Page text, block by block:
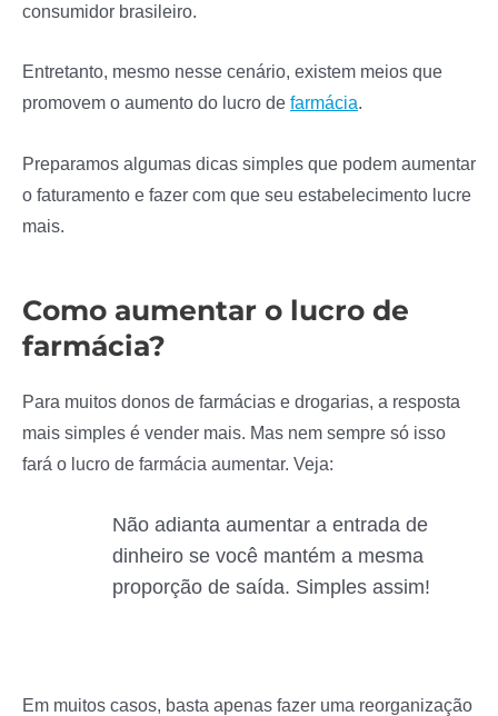
consumidor brasileiro.
Entretanto, mesmo nesse cenário, existem meios que
promovem o aumento do lucro de farmácia.
Preparamos algumas dicas simples que podem aumentar
o faturamento e fazer com que seu estabelecimento lucre
mais.
Como aumentar o lucro de
farmácia?
Para muitos donos de farmácias e drogarias, a resposta
mais simples é vender mais. Mas nem sempre só isso
fará o lucro de farmácia aumentar. Veja:
Não adianta aumentar a entrada de
dinheiro se você mantém a mesma
proporção de saída. Simples assim!
Em muitos casos, basta apenas fazer uma reorganização